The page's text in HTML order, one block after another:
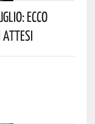
Ecco
Attesi